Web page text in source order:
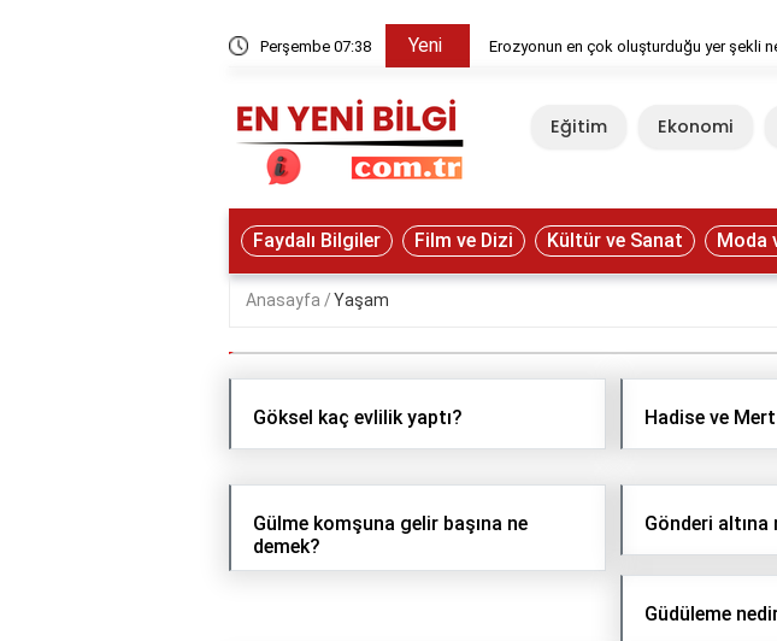
Perşembe 07:38 Yeni Erozyonun en çok oluşturduğu yer şekli
Eğitim Ekonomi
Faydalı Bilgiler Film ve Dizi Kültür ve Sanat Moda
Anasayfa Yaşam
Göksel kaç evlilik yaptı? Hadise ve
Gülme komşuna gelir başına ne
demek?
Gönderi altına
Güdüleme